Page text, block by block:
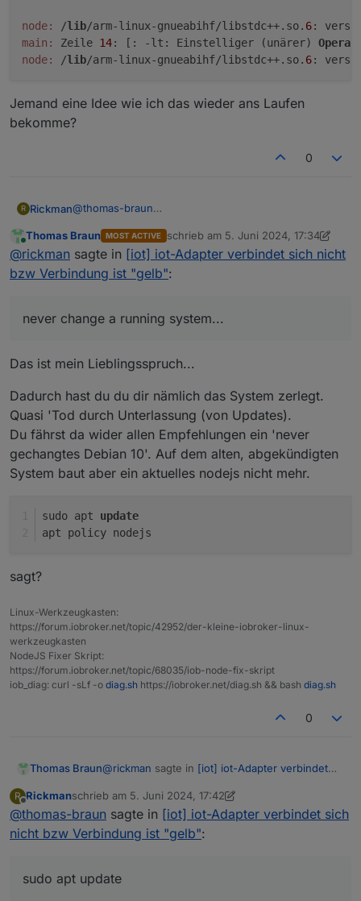
node: /lib/arm-linux-gnueabihf/libstdc++.so. 6:
main:
Zeile 14: [: -lt: Einstelliger (unärer)
node:
/lib/arm-linux-gnueabihf/libstdc++.so. 6:
Jemand eine Idee wie ich das wieder ans Laufen
bekomme?
0
R Rickman@thomas-braun
auf Zuruf und vor allem wenn ich nicht zu Hause bin -
never change a running system...
Jetzt startet iobroker nicht mehr.
Wenn ich iob fix durchlaufen lasse kommt die
Fehlermeldung:
node: /lib/arm-linux-gnueabihf/
bekomme?
Online
Thomas Braun MOST ACTIVE schrieb am 5. Juni 2024, 17:34
zuletzt editiert von Thomas Braun
@rickman sagte in [iot] iot-Adapter verbindet sich nicht
bzw Verbindung ist "gelb":
never change a running system...
Das ist mein Lieblingsspruch...
Dadurch hast du du dir nämlich das System zerlegt.
Quasi 'Tod durch Unterlassung (von Updates).
Du fährst da wider allen Empfehlungen ein 'never
gechangtes Debian 10'. Auf dem alten, abgekündigten
System baut aber ein aktuelles nodejs nicht mehr.
sudo apt update
apt policy nodejs
sagt?
Linux-Werkzeugkasten:
https://forum.iobroker.net/topic/42952/der-kleine-iobroker-linux-
werkzeugkasten
NodeJS Fixer Skript:
https://forum.iobroker.net/topic/68035/iob-node-fix-skript
iob_diag: curl -sLf -o diag.sh https://iobroker.net/diag.sh && bash diag.sh
0
Thomas Braun@rickman sagte in [iot] iot-Adapter verbindet
never change a running system...
Dadurch hast du du dir nämlich das System
R
Offline
Rickmanschrieb am 5. Juni 2024, 17:42
zuletzt editiert von Rickman 6. Mai 2024, 19:47
@thomas-braun sagte in [iot] iot-Adapter verbindet sich
nicht bzw Verbindung ist "gelb":
sudo apt update